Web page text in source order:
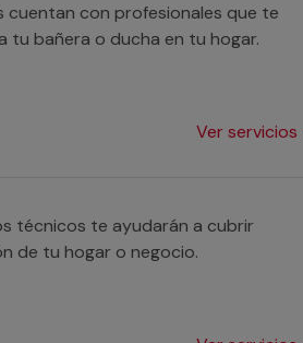
cuentan con profesionales que te
tu bañera o ducha en tu hogar.
Ver servicios
técnicos te ayudarán a cubrir
de tu hogar o negocio.